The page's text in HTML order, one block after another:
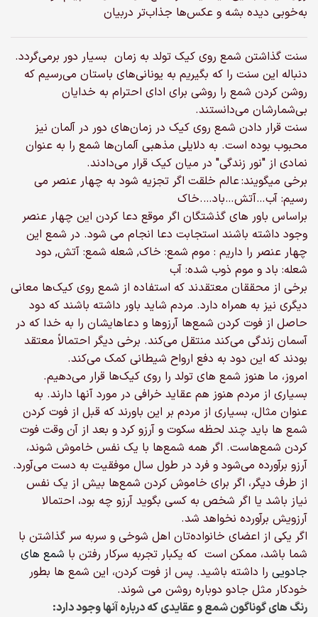
به‌خوبی دیده بشه و عکس‌ها جذاب‌تر دربیان
سنت گذاشتن شمع روی کیک تولد به زمان بسیار دور برمی‌گردد.
دنباله این سنت را که بگیریم به یونانی‌های باستان می‌رسیم که
روشن کردن شمع را روشی برای ادای احترام به خدایان
بی‌شمارشان می‌دانستند.
سنت قرار دادن شمع روی کیک در زمان‌های دور در آلمان نیز
محبوب بوده است. به دلایلی مذهبی آلمان‌ها شمع را به عنوان
نمادی از "نور زندگی" در میان کیک قرار می‌دادند.
برخی میگویند:عالم خلقت اگر تجزیه شود به چهار عنصر می
رسیم: آب…آتش…باد….خاک
براساس باور های گذشتگان اگر موقع دعا کردن این چهار عنصر
وجود داشته باشند استجابت دعا انجام می شود. در شمع این
چهار عنصر را داریم : موم شمع: خاک, شعله شمع: آتش, دود
شعله: باد و موم ذوب شده: آب
برخی از محققان معتقدند که استفاده از شمع روی کیک‌ها معانی
دیگری نیز به همراه دارد. مردم شاید باور داشته باشند که دود
حاصل از فوت کردن شمع‌ها آرزوها و دعاهایشان را به خدا که در
آسمان زندگی می‌کند منتقل می‌کند. برخی دیگر احتمالاً معتقد
بودند که این دود به دفع ارواح شیطانی کمک می‌کند.
امروز، ما هنوز شمع های تولد را روی کیک‌ها قرار می‌دهیم.
بسیاری از مردم هنوز هم عقاید خرافی در مورد آنها دارند. به
عنوان مثال، بسیاری از مردم بر این باورند که قبل از فوت کردن
شمع ها باید چند لحظه سکوت و آرزو کرد و بعد از آن وقت فوت
کردن شمع‌هاست. اگر همه شمع‌ها با یک نفس خاموش شوند،
آرزو برآورده می‌شود و فرد در طول سال موفقیت به دست می‌آورد.
از طرف دیگر، اگر برای خاموش کردن شمع‌ها بیش از یک نفس
نیاز باشد یا اگر شخص به کسی بگوید آرزو چه بود، احتمالا
آرزویش برآورده نخواهد شد.
اگر یکی از اعضای خانواده‌تان اهل شوخی و سربه سر گذاشتن با
شما باشد، ممکن است که یکبار تجربه سرکار رفتن با شمع های
جادویی را داشته باشید. پس از فوت کردن، این شمع ها بطور
خودکار مثل جادو دوباره روشن می شوند.
رنگ های گوناگون شمع و عقایدی که درباره آنها وجود دارد: